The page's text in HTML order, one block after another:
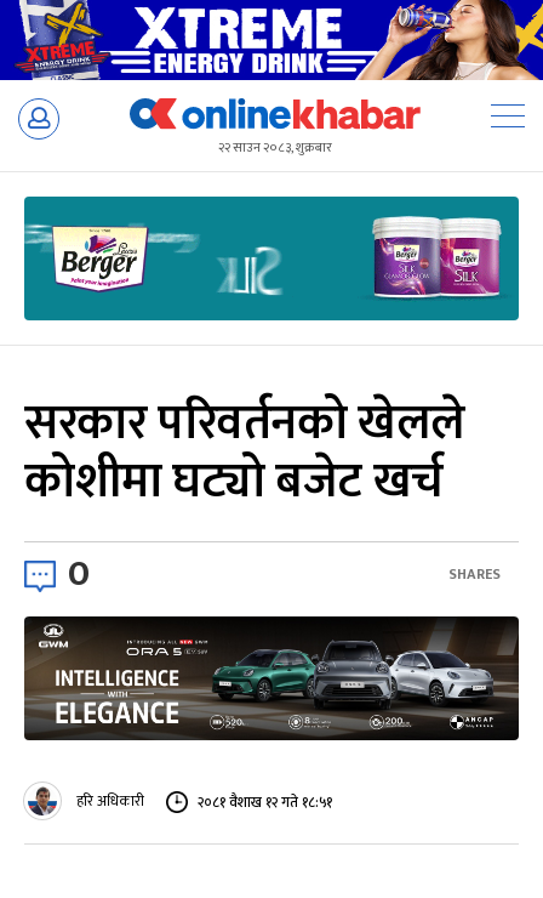
Skip
२२ साउन २०८३, शुक्रबार
सरकार परिवर्तनको खेलले
कोशीमा घट्यो बजेट खर्च
0 SHARES
हरि अधिकारी २०८१ वैशाख १२ गते १८:५१